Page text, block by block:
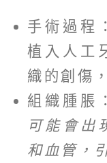
手術過程
植入人工
織的創傷
組織腫脹
可能會出
和血管，